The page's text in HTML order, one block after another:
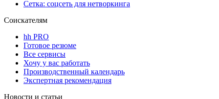
Сетка: соцсеть для нетворкинга
Соискателям
hh PRO
Готовое резюме
Все сервисы
Хочу у вас работать
Производственный календарь
Экспертная рекомендация
Новости и статьи